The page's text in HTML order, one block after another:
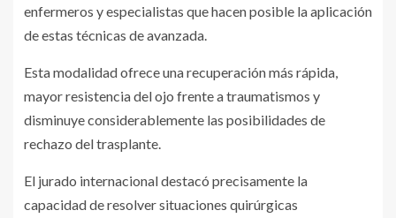
enfermeros y especialistas que hacen posible la aplicación
de estas técnicas de avanzada.
Esta modalidad ofrece una recuperación más rápida,
mayor resistencia del ojo frente a traumatismos y
disminuye considerablemente las posibilidades de
rechazo del trasplante.
El jurado internacional destacó precisamente la
capacidad de resolver situaciones quirúrgicas